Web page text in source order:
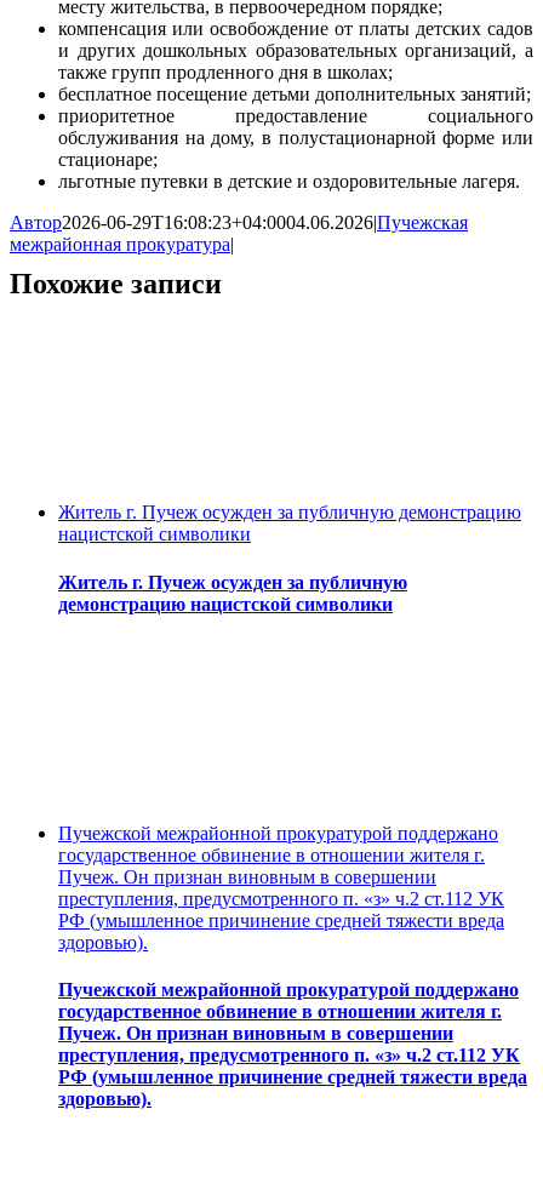
месту жительства, в первоочередном порядке;
компенсация или освобождение от платы детских садов
и других дошкольных образовательных организаций, а
также групп продленного дня в школах;
бесплатное посещение детьми дополнительных занятий;
приоритетное предоставление социального
обслуживания на дому, в полустационарной форме или
стационаре;
льготные путевки в детские и оздоровительные лагеря.
Автор2026-06-29T16:08:23+04:0004.06.2026|Пучежская
межрайонная прокуратура|
Похожие записи
Житель г. Пучеж осужден за публичную демонстрацию
нацистской символики
Житель г. Пучеж осужден за публичную
демонстрацию нацистской символики
Пучежской межрайонной прокуратурой поддержано
государственное обвинение в отношении жителя г.
Пучеж. Он признан виновным в совершении
преступления, предусмотренного п. «з» ч.2 ст.112 УК
РФ (умышленное причинение средней тяжести вреда
здоровью).
Пучежской межрайонной прокуратурой поддержано
государственное обвинение в отношении жителя г.
Пучеж. Он признан виновным в совершении
преступления, предусмотренного п. «з» ч.2 ст.112 УК
РФ (умышленное причинение средней тяжести вреда
здоровью).